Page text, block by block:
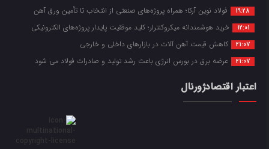
19:28 فولاد نوین آرکا؛ همراه پروژه‌های صنعتی از انتخاب تا تأمین ورق آهن
12:01 خرید هوشمندانه میکروکنترلر؛ کلید موفقیت پایدار پروژه‌های الکترونیکی
21:07 کاهش قیمت آهن آلات در بازارهای داخلی و خارجی
21:07 عرضه برق در بورس انرژی باعث رشد تولید و صادرات فولاد می شود
اعتبار اقتصادژورنال